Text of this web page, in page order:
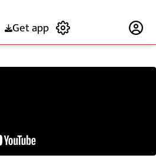
Get app